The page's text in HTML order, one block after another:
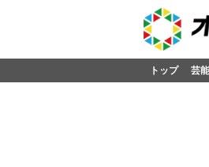
トップ 芸能